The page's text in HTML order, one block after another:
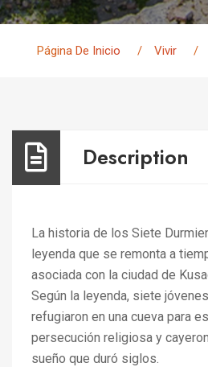
Página De Inicio Vivir
Description
La historia de los Siete
leyenda que se remonta a
asociada con la ciudad de
Según la leyenda, siete
refugiaron en una cueva para
persecución religiosa y
sueño que duró siglos.